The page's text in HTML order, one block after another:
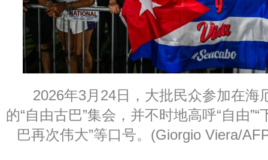
2026年3月24日，大批民众参加在海
的“自由古巴”集会，并不时地高呼“自由”“
巴再次伟大”等口号。(Giorgio Viera/